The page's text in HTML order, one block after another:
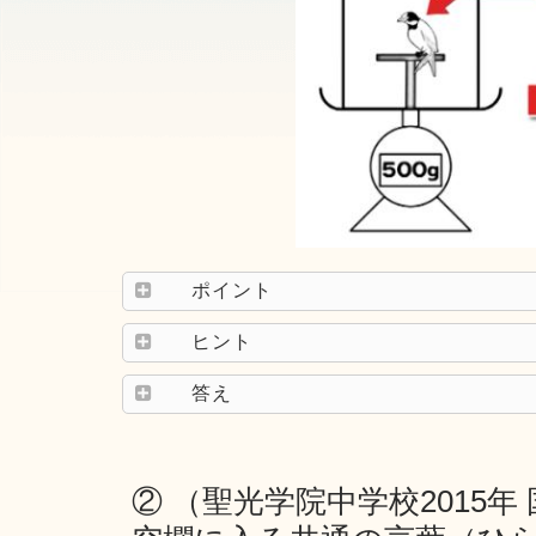
ポイント
ヒント
答え
② （聖光学院中学校2015年